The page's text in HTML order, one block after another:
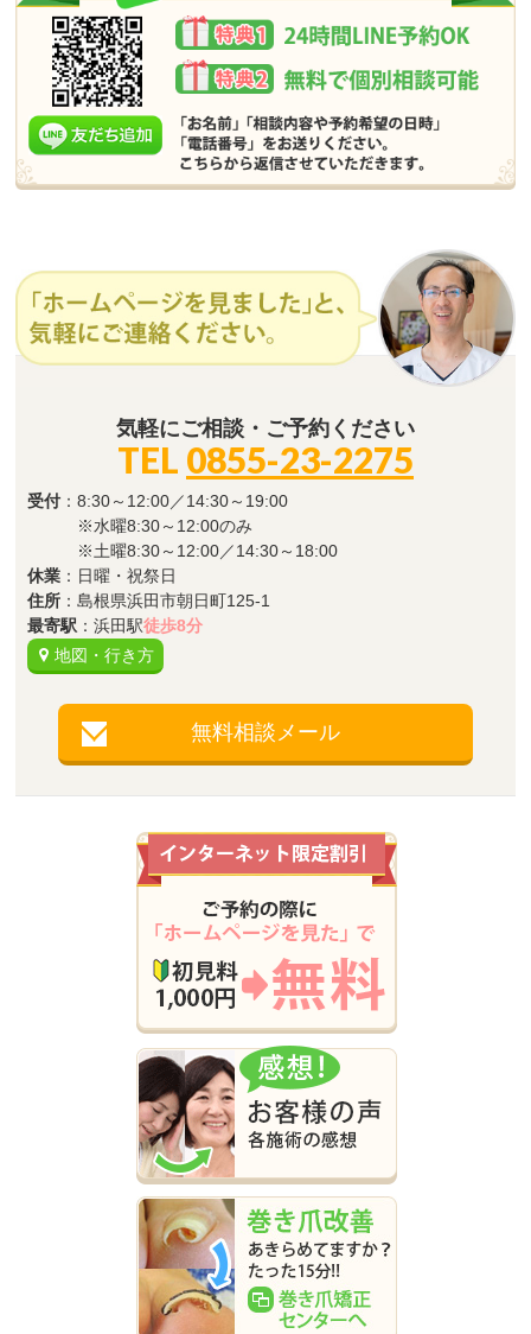
気軽にご相談・ご予約ください
TEL 0855-23-2275
受付 ：8:30～12:00／14:30～19:00
※水曜8:30～12:00のみ
※土曜8:30～12:00／14:30～18:00
休業 ：日曜・祝祭日
住所 ：島根県浜田市朝日町125-1
最寄駅 ：浜田駅徒歩8分
地図・行き方
無料相談メール